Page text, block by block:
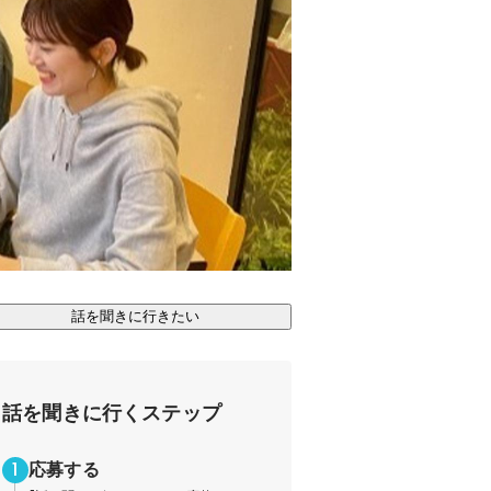
話を聞きに行きたい
話を聞きに行くステップ
応募する